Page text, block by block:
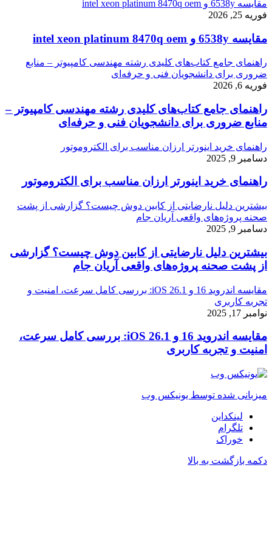
مقایسه 6538y و intel xeon platinum 8470q oem
فوریه 25, 2026
مقایسه 6538y و intel xeon platinum 8470q oem
راهنمای جامع کتاب‌های کلیدی رشته مهندسی کامپیوتر – منابع
ضروری برای دانشجویان فنی و حرفه‌ای
فوریه 6, 2026
راهنمای جامع کتاب‌های کلیدی رشته مهندسی کامپیوتر –
منابع ضروری برای دانشجویان فنی و حرفه‌ای
راهنمای خرید اینورتر ارزان مناسب برای الکتروموتور
دسامبر 9, 2025
راهنمای خرید اینورتر ارزان مناسب برای الکتروموتور
بیشترین دلیل نارضایتی از کابین دوش چیست؟ گزارشی از پشت
صحنه پروژه‌های واقعی آریان جام
دسامبر 9, 2025
بیشترین دلیل نارضایتی از کابین دوش چیست؟ گزارشی
از پشت صحنه پروژه‌های واقعی آریان جام
مقایسه اندروید 16 و iOS 26.1: بررسی کامل سرعت، امنیت و
تجربه کاربری
نوامبر 17, 2025
مقایسه اندروید 16 و iOS 26.1: بررسی کامل سرعت،
امنیت و تجربه کاربری
میزبانی شده توسط یونیکس وب
لینکداین
تلگرام
خوراک
دکمه بازگشت به بالا